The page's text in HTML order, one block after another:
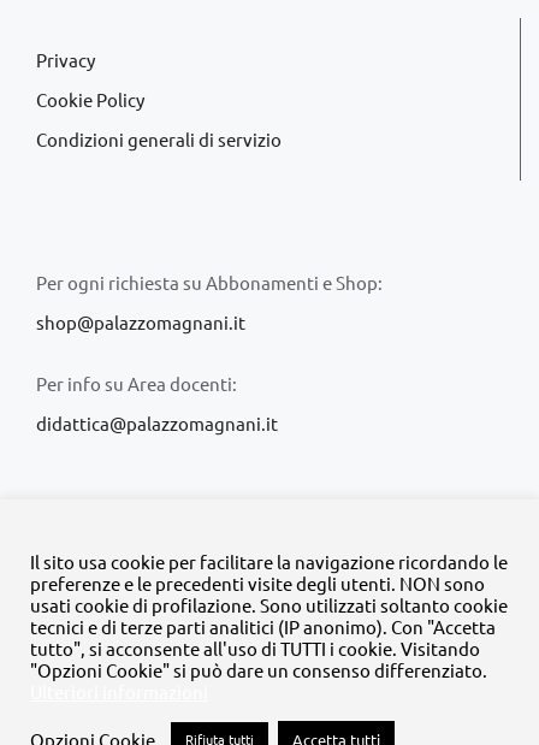
Privacy
Cookie Policy
Condizioni generali di servizio
Per ogni richiesta su Abbonamenti e Shop:
shop@palazzomagnani.it
Per info su Area docenti:
didattica@palazzomagnani.it
© Copyright 2020 -2026 | Tutti i diritti riservati | MyFpm è un
progetto dellaFondazione Palazzo Magnani
FacebookInstagram
TwitterLinkedInYouTube
Il sito usa cookie per facilitare la navigazione ricordando le
preferenze e le precedenti visite degli utenti. NON sono
usati cookie di profilazione. Sono utilizzati soltanto cookie
tecnici e di terze parti analitici (IP anonimo). Con "Accetta
tutto", si acconsente all'uso di TUTTI i cookie. Visitando
"Opzioni Cookie" si può dare un consenso differenziato.
Opzioni Cookie Rifiuta tutti Accetta tutti